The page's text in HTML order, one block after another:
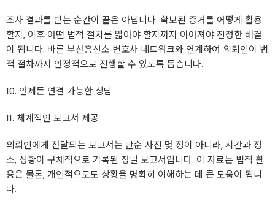
조사 결과를 받는 순간이 끝은 아닙니다. 확보된 증거를 어떻게 활용
할지, 이후 어떤 법적 절차를 밟아야 할지까지 이어져야 진정한 해결
이 됩니다. 바른 부산흥신소 변호사 네트워크와 연계하여 의뢰인이 법
적 절차까지 안정적으로 진행할 수 있도록 돕습니다.
10. 언제든 연결 가능한 상담
11. 체계적인 보고서 제공
의뢰인에게 전달되는 보고서는 단순 사진 몇 장이 아니라, 시간과 장
소, 상황이 구체적으로 기록된 정밀 보고서입니다. 이 자료는 법적 활
용은 물론, 개인적으로도 상황을 명확히 이해하는 데 큰 도움이 됩니
다.